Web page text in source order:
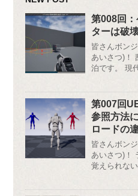
第008回
ターは破
皆さんボン
あいさつ)！
泊です。 現
第007回
参照方法
ロードの
皆さんボン
あいさつ)！
覚えられな